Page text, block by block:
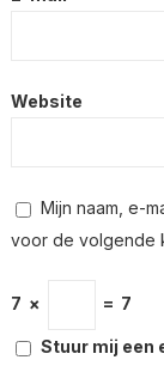
Website
Mijn naam, e-
voor de volgende
7 × = 7
Stuur mij een